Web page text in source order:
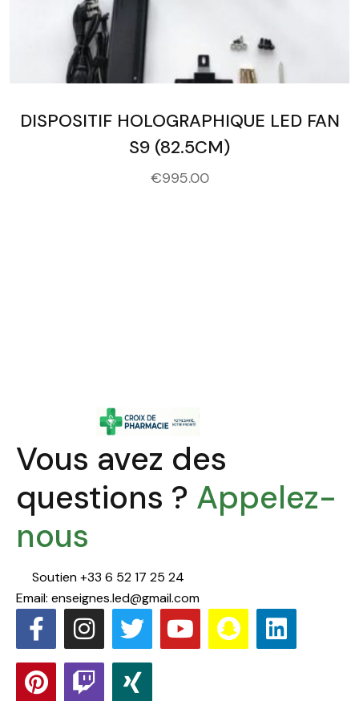
DISPOSITIF HOLOGRAPHIQUE LED FAN
S9 (82.5CM)
€995.00
Vous avez des
questions ? Appelez-
nous
Soutien +33 6 52 17 25 24
Email: enseignes.led@gmail.com